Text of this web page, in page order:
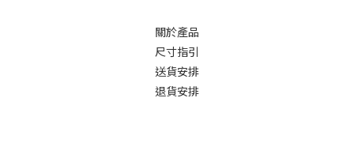
關於產品
尺寸指引
送貨安排
退貨安排